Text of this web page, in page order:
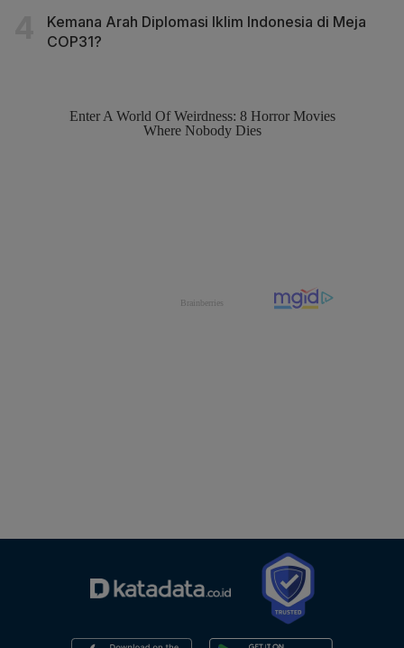
Kemana Arah Diplomasi Iklim Indonesia di Meja
COP31?